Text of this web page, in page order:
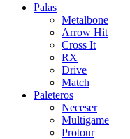
Palas
Metalbone
Arrow Hit
Cross It
RX
Drive
Match
Paleteros
Neceser
Multigame
Protour